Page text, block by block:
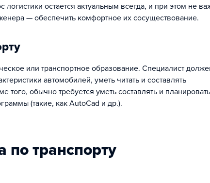
остается актуальным всегда, и при этом не
— обеспечить комфортное их сосуществование.
или транспортное образование. Специалист
автомобилей, уметь читать и составлять
обычно требуется уметь составлять и планировать
(такие, как AutoCad и др.).
по транспорту